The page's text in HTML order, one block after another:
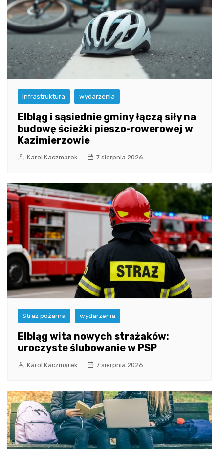
Infrastruktura wydarzenia
Elbląg i sąsiednie gminy łączą siły na
budowę ścieżki pieszo-rowerowej w
Kazimierzowie
Karol Kaczmarek 7 sierpnia 2026
Straż pożarna wydarzenia
Elbląg wita nowych strażaków:
uroczyste ślubowanie w PSP
Karol Kaczmarek 7 sierpnia 2026